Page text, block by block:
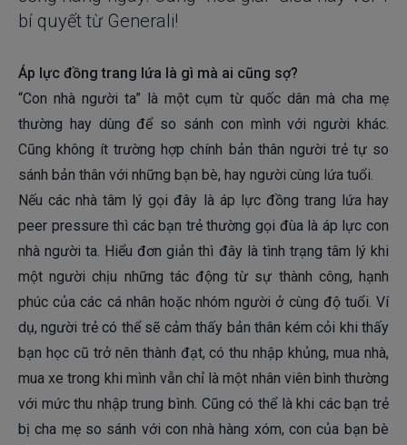
bí quyết từ Generali!
Áp lực đồng trang lứa là gì mà ai cũng sợ?
“Con nhà người ta” là một cụm từ quốc dân mà cha mẹ
thường hay dùng để so sánh con mình với người khác.
Cũng không ít trường hợp chính bản thân người trẻ tự so
sánh bản thân với những bạn bè, hay người cùng lứa tuổi.
Nếu các nhà tâm lý gọi đây là áp lực đồng trang lứa hay
peer pressure thì các bạn trẻ thường gọi đùa là áp lực con
nhà người ta. Hiểu đơn giản thì đây là tình trạng tâm lý khi
một người chịu những tác động từ sự thành công, hạnh
phúc của các cá nhân hoặc nhóm người ở cùng độ tuổi. Ví
dụ, người trẻ có thể sẽ cảm thấy bản thân kém cỏi khi thấy
bạn học cũ trở nên thành đạt, có thu nhập khủng, mua nhà,
mua xe trong khi mình vẫn chỉ là một nhân viên bình thường
với mức thu nhập trung bình. Cũng có thể là khi các bạn trẻ
bị cha mẹ so sánh với con nhà hàng xóm, con của bạn bè